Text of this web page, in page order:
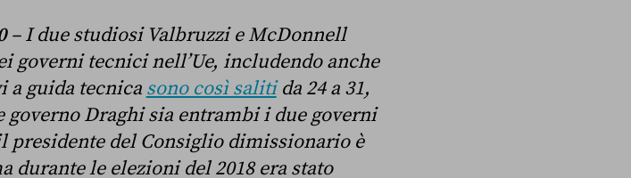
– I due studiosi Valbruzzi e McDonnell
governi tecnici nell’Ue, includendo anche
a guida tecnica sono così salitida 24 a 31,
governo Draghi sia entrambi i due governi
presidente del Consiglio dimissionario è
durante le elezioni del 2018 era stato